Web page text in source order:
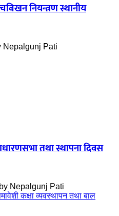
नियन्त्रण स्थानीय
Nepalgunj Pati
तथा स्थापना दिवस
by Nepalgunj Pati